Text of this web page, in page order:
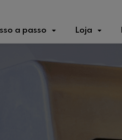
a passo Loja